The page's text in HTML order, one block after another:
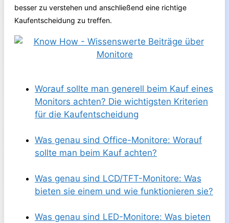
besser zu verstehen und anschließend eine richtige
Kaufentscheidung zu treffen.
Worauf sollte man generell beim Kauf eines
Monitors achten? Die wichtigsten Kriterien
für die Kaufentscheidung
Was genau sind Office-Monitore: Worauf
sollte man beim Kauf achten?
Was genau sind LCD/TFT-Monitore: Was
bieten sie einem und wie funktionieren sie?
Was genau sind LED-Monitore: Was bieten